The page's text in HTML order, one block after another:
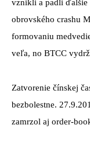
vznikli a padli ďalšie
obrovského crashu
formovaniu
veľa, no BTCC
Zatvorenie čínskej
bezbolestne.
zamrzol aj order-